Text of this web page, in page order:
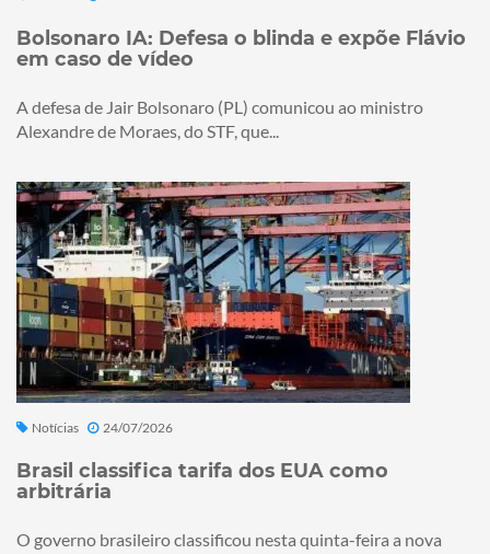
Bolsonaro IA: Defesa o blinda e expõe Flávio
em caso de vídeo
A defesa de Jair Bolsonaro (PL) comunicou ao ministro
Alexandre de Moraes, do STF, que...
Notícias 24/07/2026
Brasil classifica tarifa dos EUA como
arbitrária
O governo brasileiro classificou nesta quinta-feira a nova